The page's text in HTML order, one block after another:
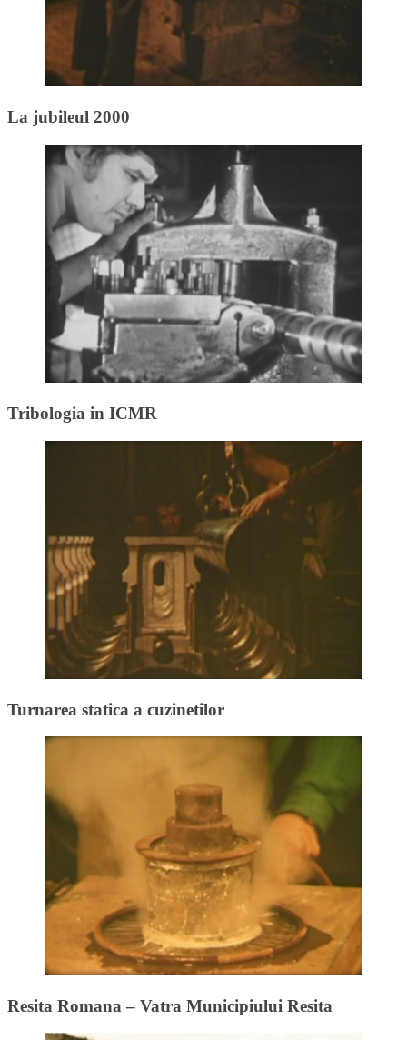
La jubileul 2000
Tribologia in ICMR
Turnarea statica a cuzinetilor
Resita Romana – Vatra Municipiului Resita